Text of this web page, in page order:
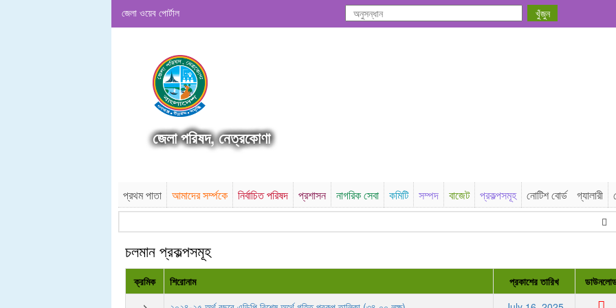
জেলা ওয়েব পোর্টাল
জেলা পরিষদ, নেত্রকোণা
প্রথম পাতা আমাদের সর্ম্পকে নির্বাচিত পরিষদ প্রশাসন নাগরিক সেবা কমিটি সম্পদ বাজেট প্রকল্পসমূহ নোটিশ বোর্ড গ্যালারী
চলমান প্রকল্পসমূহ
ক্রমিক শিরোনাম প্রকাশের তারিখ